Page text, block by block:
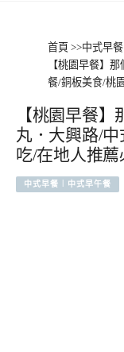
首頁 >>中式早
【桃園早餐】
餐/銅板美食/桃
【桃園早餐
丸．大興路/
吃/在地人推薦
中式早餐︱中式早午餐